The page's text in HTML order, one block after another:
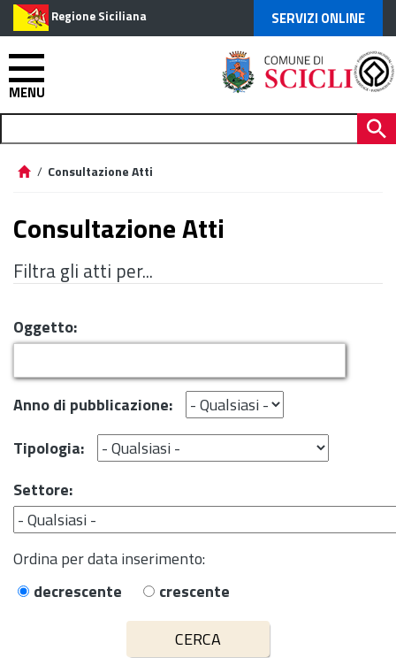
Regione Siciliana SERVIZI ONLINE
MENU
/ Consultazione Atti
Consultazione Atti
Filtra gli atti per...
Oggetto:
Anno di pubblicazione:
Tipologia:
Settore:
Ordina per data inserimento:
decrescente
crescente